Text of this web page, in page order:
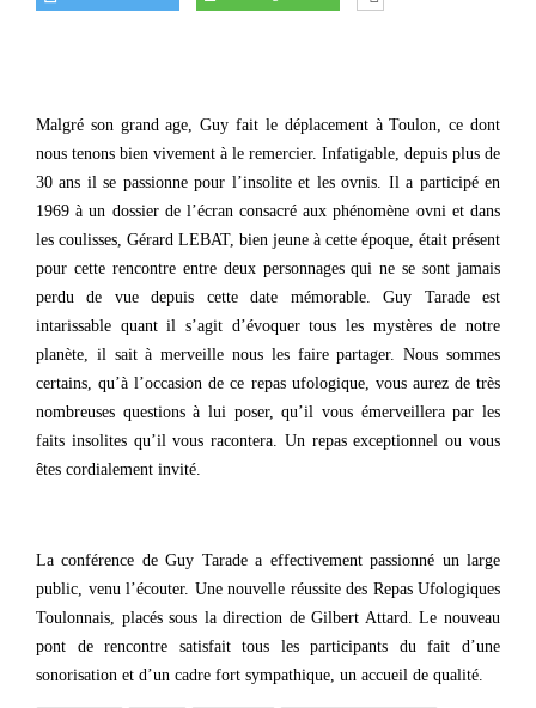
Malgré son grand age, Guy fait le déplacement à Toulon, ce dont
nous tenons bien vivement à le remercier. Infatigable, depuis plus de
30 ans il se passionne pour l’insolite et les ovnis. Il a participé en
1969 à un dossier de l’écran consacré aux phénomène ovni et dans
les coulisses, Gérard LEBAT, bien jeune à cette époque, était présent
pour cette rencontre entre deux personnages qui ne se sont jamais
perdu de vue depuis cette date mémorable. Guy Tarade est
intarissable quant il s’agit d’évoquer tous les mystères de notre
planète, il sait à merveille nous les faire partager. Nous sommes
certains, qu’à l’occasion de ce repas ufologique, vous aurez de très
nombreuses questions à lui poser, qu’il vous émerveillera par les
faits insolites qu’il vous racontera. Un repas exceptionnel ou vous
êtes cordialement invité.
La conférence de Guy Tarade a effectivement passionné un large
public, venu l’écouter. Une nouvelle réussite des Repas Ufologiques
Toulonnais, placés sous la direction de Gilbert Attard. Le nouveau
pont de rencontre satisfait tous les participants du fait d’une
sonorisation et d’un cadre fort sympathique, un accueil de qualité.